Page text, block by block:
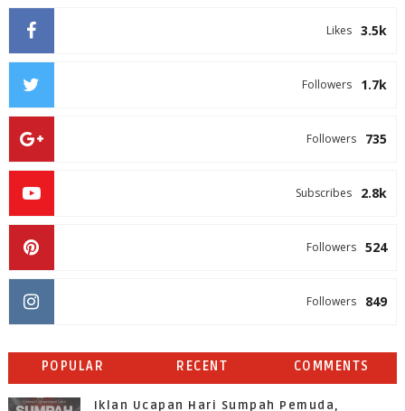
3.5k
Likes
1.7k
Followers
735
Followers
2.8k
Subscribes
524
Followers
849
Followers
POPULAR RECENT COMMENTS
Iklan Ucapan Hari Sumpah Pemuda,